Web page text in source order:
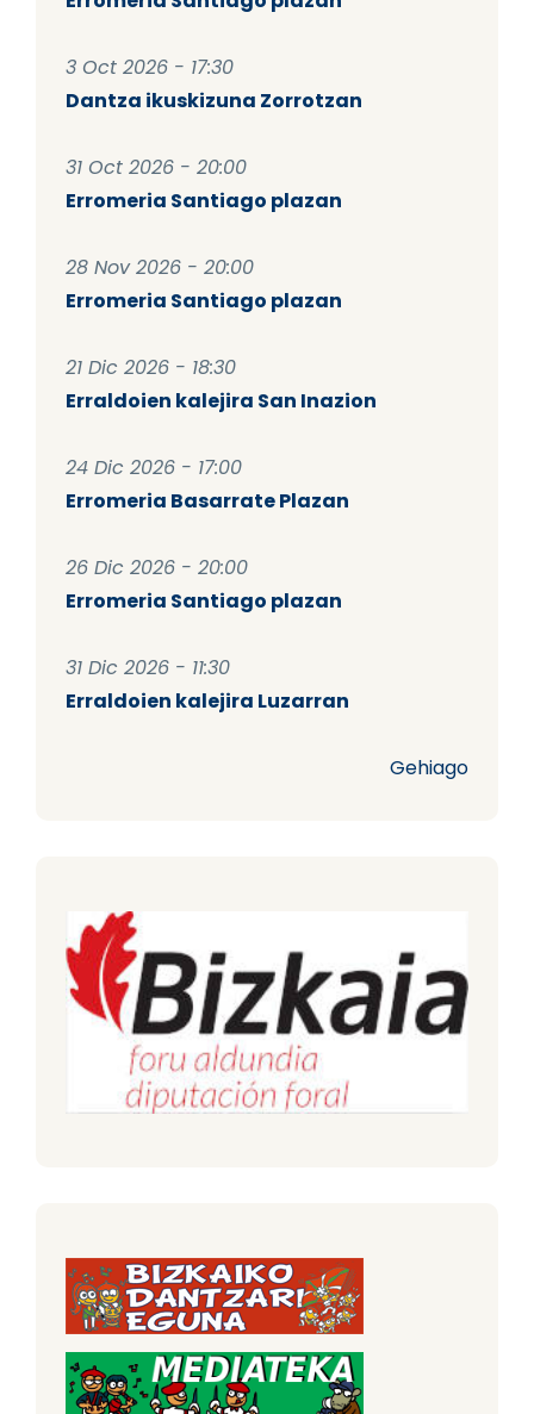
3 Oct 2026 - 17:30
Dantza ikuskizuna Zorrotzan
31 Oct 2026 - 20:00
Erromeria Santiago plazan
28 Nov 2026 - 20:00
Erromeria Santiago plazan
21 Dic 2026 - 18:30
Erraldoien kalejira San Inazion
24 Dic 2026 - 17:00
Erromeria Basarrate Plazan
26 Dic 2026 - 20:00
Erromeria Santiago plazan
31 Dic 2026 - 11:30
Erraldoien kalejira Luzarran
Gehiago